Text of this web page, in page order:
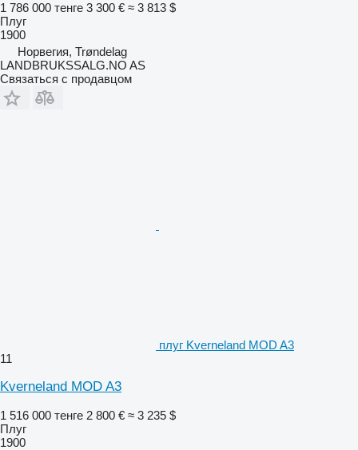
1 786 000 тенге 3 300 € ≈ 3 813 $
Плуг
1900
Норвегия, Trøndelag
LANDBRUKSSALG.NO AS
Связаться с продавцом
плуг Kverneland MOD A3
11
Kverneland MOD A3
1 516 000 тенге 2 800 € ≈ 3 235 $
Плуг
1900